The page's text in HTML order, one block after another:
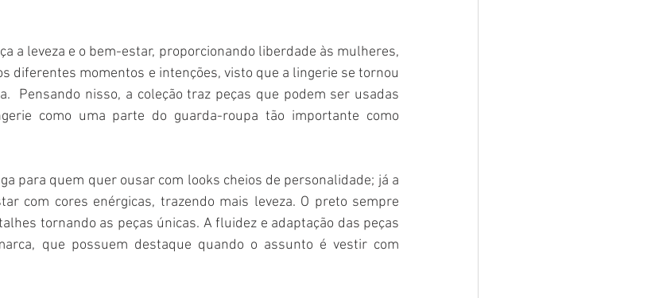
a leveza e o bem-estar, proporcionando liberdade às mulheres,
diferentes momentos e intenções, visto que a lingerie se tornou
Pensando nisso, a coleção traz peças que podem ser usadas
como uma parte do guarda-roupa tão importante como
para quem quer ousar com looks cheios de personalidade; já a
com cores enérgicas, trazendo mais leveza. O preto sempre
tornando as peças únicas. A fluidez e adaptação das peças
que possuem destaque quando o assunto é vestir com